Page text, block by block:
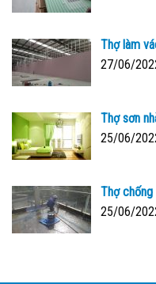
Thợ làm
27/06/
Thợ sơn
25/06/
Thợ
25/06/